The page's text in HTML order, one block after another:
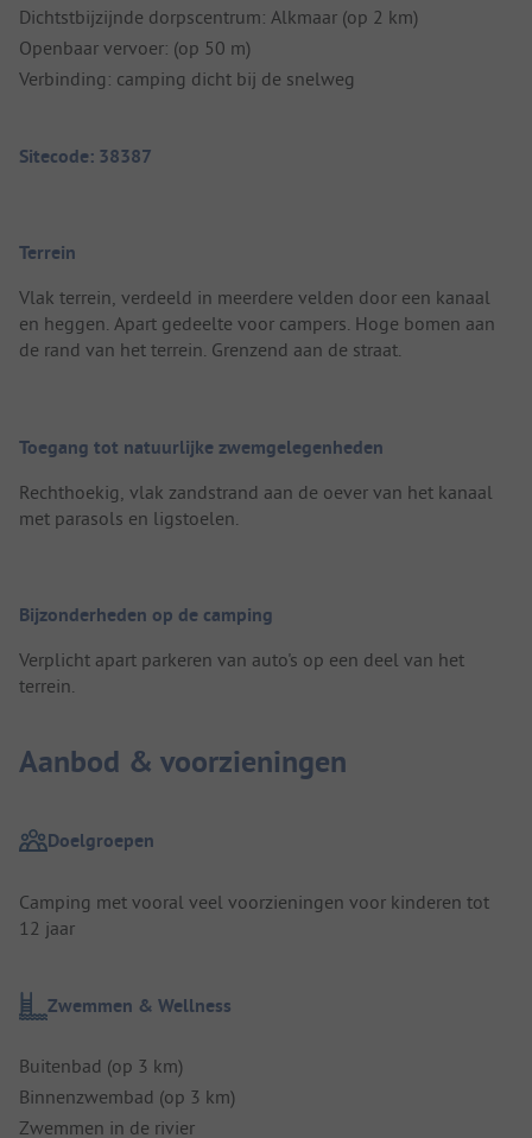
Dichtstbijzijnde dorpscentrum: Alkmaar (op 2 km)
Openbaar vervoer: (op 50 m)
Verbinding: camping dicht bij de snelweg
Sitecode: 38387
Terrein
Vlak terrein, verdeeld in meerdere velden door een kanaal
en heggen. Apart gedeelte voor campers. Hoge bomen aan
de rand van het terrein. Grenzend aan de straat.
Toegang tot natuurlijke zwemgelegenheden
Rechthoekig, vlak zandstrand aan de oever van het kanaal
met parasols en ligstoelen.
Bijzonderheden op de camping
Verplicht apart parkeren van auto's op een deel van het
terrein.
Aanbod & voorzieningen
Doelgroepen
Camping met vooral veel voorzieningen voor kinderen tot
12 jaar
Zwemmen & Wellness
Buitenbad (op 3 km)
Binnenzwembad (op 3 km)
Zwemmen in de rivier